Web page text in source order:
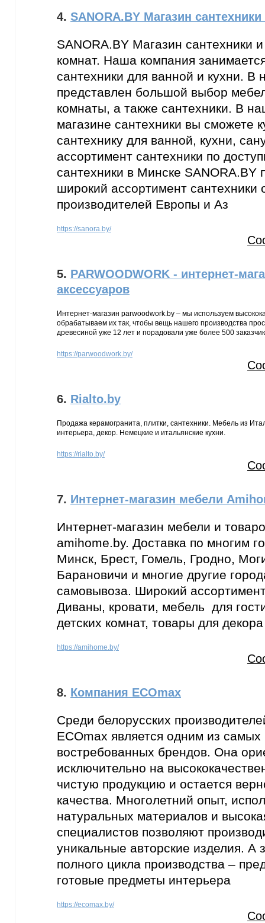
4. SANORA.BY Магазин
SANORA.BY Магазин сантехники
комнат. Наша компания
сантехники для ванной и кухни. В
представлен большой выбор
комнаты, а также сантехники. В
магазине сантехники вы сможете
сантехнику для ванной, кухни,
ассортимент сантехники по
сантехники в Минске SANORA.BY
широкий ассортимент сантехники
производителей Европы и Аз
https://sanora.by/
5. PARWOODWORK - интернет-
аксессуаров
Интернет-магазин parwoodwork.by – мы используем
обрабатываем их так, чтобы вещь нашего производства
древесиной уже 12 лет и порадовали уже более 500
https://parwoodwork.by/
6. Rialto.by
Продажа керамогранита, плитки, сантехники. Мебель из
интерьера, декор. Немецкие и итальянские кухни.
https://rialto.by/
7. Интернет-магазин мебели
Интернет-магазин мебели и
amihome.by. Доставка по многим
Минск, Брест, Гомель, Гродно,
Барановичи и многие другие
самовывоза. Широкий
Диваны, кровати, мебель для
детских комнат, товары для
https://amihome.by/
8. Компания ECOmax
Среди белорусских
ECOmax является одним из
востребованных брендов. Она
исключительно на
чистую продукцию и остается
качества. Многолетний опыт,
натуральных материалов и
специалистов позволяют
уникальные авторские изделия. А
полного цикла производства –
готовые предметы интерьера
https://ecomax.by/